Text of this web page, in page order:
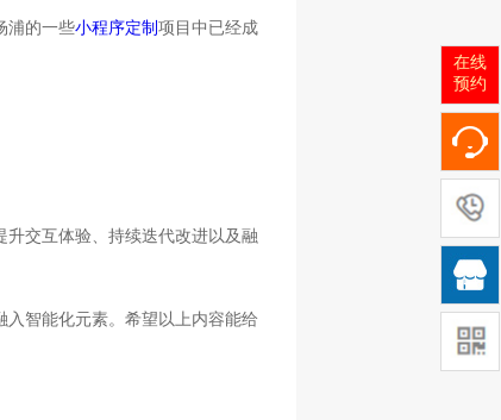
浦的一些小程序定制项目中已经成
交互体验、持续迭代改进以及融
智能化元素。希望以上内容能给
在线
预约
